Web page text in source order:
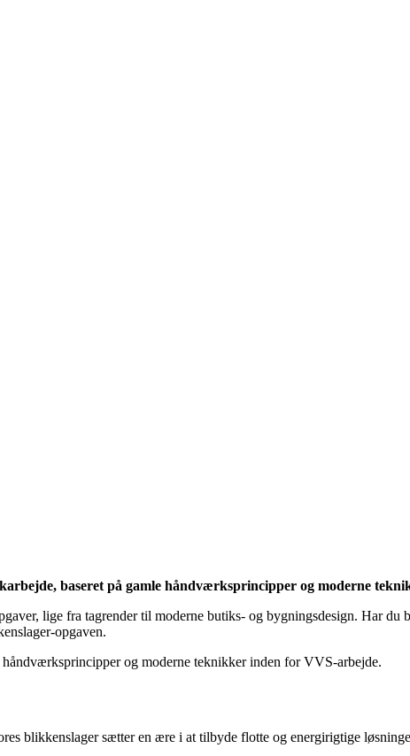
baseret på gamle håndværksprincipper og moderne
lige fra tagrender til moderne butiks- og bygningsdesign. Har du
opgaven.
og moderne teknikker inden for VVS-arbejde.
blikkenslager sætter en ære i at tilbyde flotte og energirigtige